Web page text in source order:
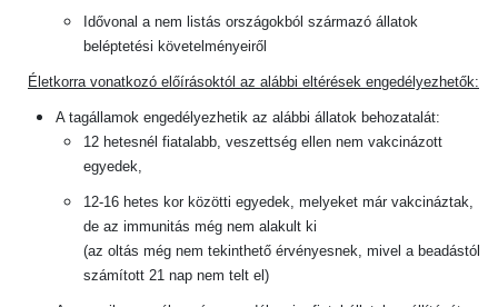
Idővonal a nem listás országokból származó állatok
beléptetési követelményeiről
Életkorra vonatkozó előírásoktól az alábbi eltérések engedélyezhetők:
A tagállamok engedélyezhetik az alábbi állatok behozatalát:
12 hetesnél fiatalabb, veszettség ellen nem vakcinázott
egyedek,
12-16 hetes kor közötti egyedek, melyeket már vakcináztak,
de az immunitás még nem alakult ki
(az oltás még nem tekinthető érvényesnek, mivel a beadástól
számított 21 nap nem telt el)